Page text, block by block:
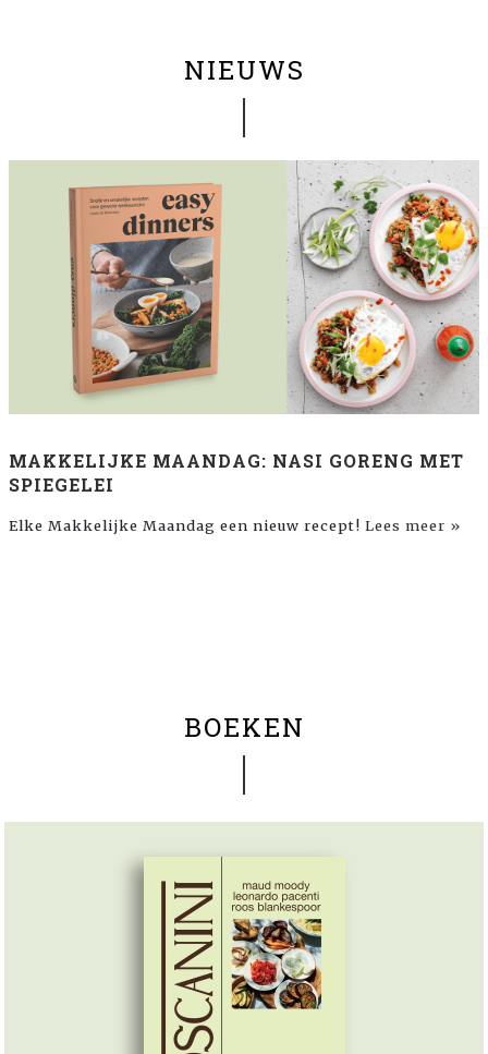
NIEUWS
MAKKELIJKE MAANDAG: NASI GORENG MET
SPIEGELEI
Elke Makkelijke Maandag een nieuw recept! Lees meer »
BOEKEN